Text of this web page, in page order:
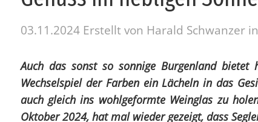
03.11.2024 Erstellt von Harald Schwanzer in
Auch das sonst so sonnige Burgenland bietet
Wechselspiel der Farben ein Lächeln in das
auch gleich ins wohlgeformte Weinglas zu
Oktober 2024, hat mal wieder gezeigt, dass